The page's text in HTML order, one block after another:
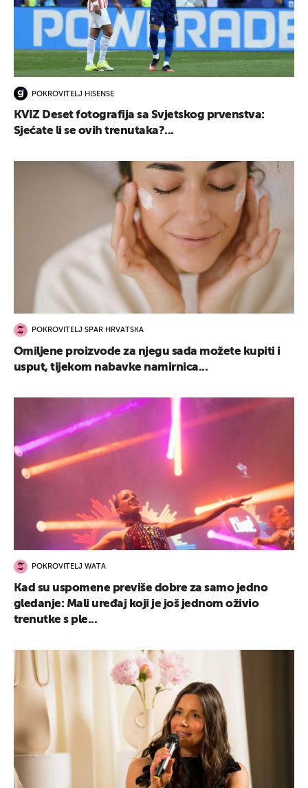
POKROVITELJ HISENSE
KVIZ Deset fotografija sa Svjetskog prvenstva:
Sjećate li se ovih trenutaka?...
POKROVITELJ SPAR HRVATSKA
Omiljene proizvode za njegu sada možete kupiti i
usput, tijekom nabavke namirnica...
POKROVITELJ WATA
Kad su uspomene previše dobre za samo jedno
gledanje: Mali uređaj koji je još jednom oživio
trenutke s ple...